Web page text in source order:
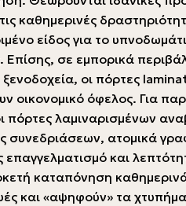
καθημερινές
είδος για το
Επίσης, σε εμπορικά
οι πόρτες
οικονομικό όφελος. Για
πόρτες λαμιναρισμένων
συνεδριάσεων, ατομικά
και
καταπόνηση
και «αψηφούν» τα